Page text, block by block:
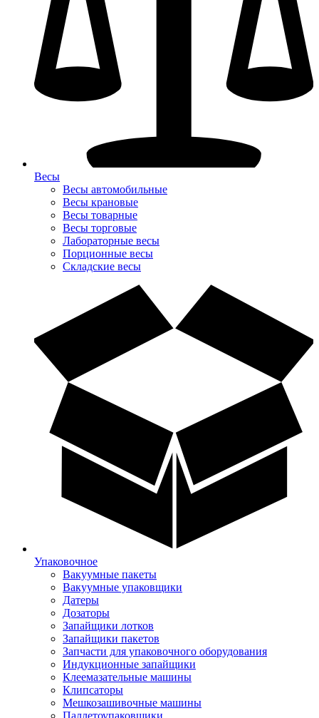
Весы
Весы автомобильные
Весы крановые
Весы товарные
Весы торговые
Лабораторные весы
Порционные весы
Складские весы
Упаковочное
Вакуумные пакеты
Вакуумные упаковщики
Датеры
Дозаторы
Запайщики лотков
Запайщики пакетов
Запчасти для упаковочного оборудования
Индукционные запайщики
Клеемазательные машины
Клипсаторы
Мешкозашивочные машины
Паллетоупаковщики